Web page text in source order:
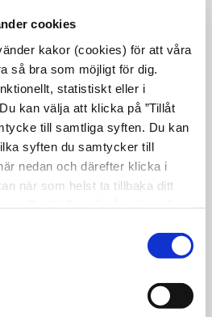
cookies
kakor (cookies) för att våra
så bra som möjligt för dig.
statistiskt eller i
kan välja att klicka på ”Tillåt
till samtliga syften. Du kan
syften du samtycker till
nedan och därefter klicka i
när som helst ta tillbaka ditt
om hur kakorna används och
inhämtar och behandlar
kl. 8:30- 10:00
länk skickas ut
om ERUF - Ett